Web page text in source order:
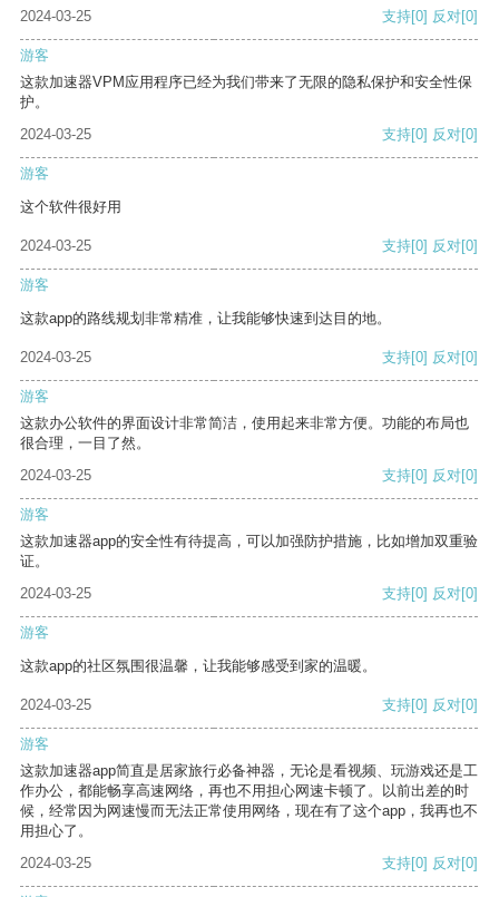
2024-03-25
支持[0] 反对[0]
游客
这款加速器VPM应用程序已经为我们带来了无限的隐私保护和安全性保
护。
2024-03-25
支持[0] 反对[0]
游客
这个软件很好用
2024-03-25 支持[0] 反对[0]
游客
这款app的路线规划非常精准，让我能够快速到达目的地。
2024-03-25 支持[0] 反对[0]
游客
这款办公软件的界面设计非常简洁，使用起来非常方便。功能的布局也
很合理，一目了然。
2024-03-25
支持[0] 反对[0]
游客
这款加速器app的安全性有待提高，可以加强防护措施，比如增加双重验
证。
2024-03-25
支持[0] 反对[0]
游客
这款app的社区氛围很温馨，让我能够感受到家的温暖。
2024-03-25 支持[0] 反对[0]
游客
这款加速器app简直是居家旅行必备神器，无论是看视频、玩游戏还是工
作办公，都能畅享高速网络，再也不用担心网速卡顿了。以前出差的时
候，经常因为网速慢而无法正常使用网络，现在有了这个app，我再也不
用担心了。
2024-03-25
支持[0] 反对[0]